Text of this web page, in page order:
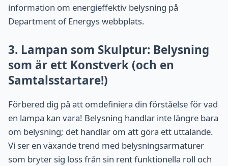
information om energieffektiv belysning på
Department of Energys webbplats.
3. Lampan som Skulptur: Belysning
som är ett Konstverk (och en
Samtalsstartare!)
Förbered dig på att omdefiniera din förståelse för vad
en lampa kan vara! Belysning handlar inte längre bara
om belysning; det handlar om att göra ett uttalande.
Vi ser en växande trend med belysningsarmaturer
som bryter sig loss från sin rent funktionella roll och